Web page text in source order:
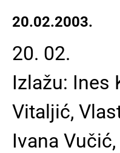
20.02.2003.
20. 02.
Izlažu: Ines
Vitaljić,
Ivana